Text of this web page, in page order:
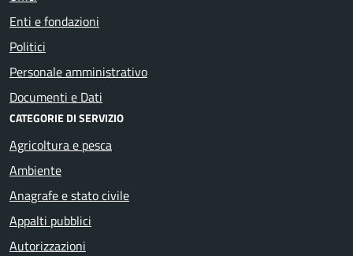
Enti e fondazioni
Politici
Personale amministrativo
Documenti e Dati
CATEGORIE DI SERVIZIO
Agricoltura e pesca
Ambiente
Anagrafe e stato civile
Appalti pubblici
Autorizzazioni